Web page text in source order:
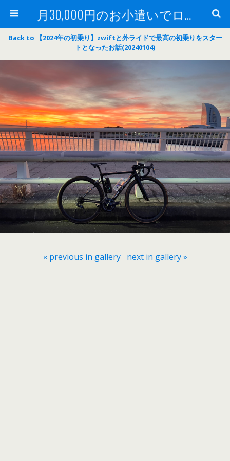
月30,000円のお小遣いでロードバイク
Back to 【2024年の初乗り】zwiftと外ライドで最高の初乗りをスター
トとなったお話(20240104)
« previous in gallery next in gallery »